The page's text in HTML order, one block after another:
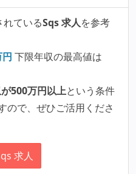
れているSqs 求人を参考
下限年収の最高値は
500万円以上という条件
ので、ぜひご活用くださ
求人